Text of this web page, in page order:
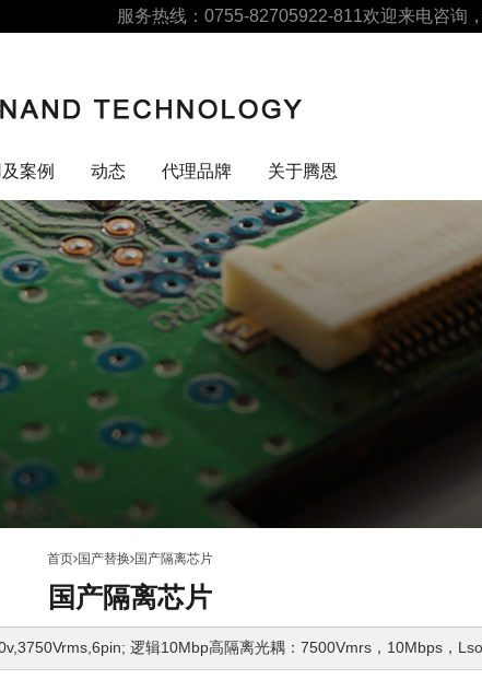
服务热线：0755-82705922-811欢迎来电咨询
案例 动态 代理品牌 关于腾恩
首页 国产替换 国产隔离芯片
国产隔离芯片
逻辑10Mbp高隔离光耦：7500Vmrs，10Mbps，